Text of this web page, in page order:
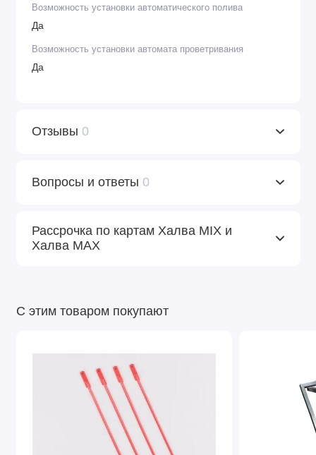
Возможность установки автоматического полива
Да
Возможность установки автомата проветривания
Да
Отзывы 0
Вопросы и ответы 0
Рассрочка по картам Халва MIX и
Халва MAX
С этим товаром покупают